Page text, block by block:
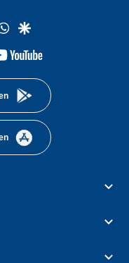
whatsapp
google
youtube-